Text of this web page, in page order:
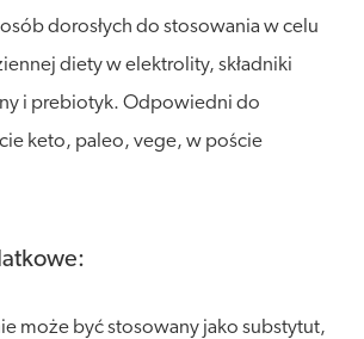
dorosłych do stosowania w celu
diety w elektrolity, składniki
i prebiotyk. Odpowiedni do
keto, paleo, vege, w poście
może być stosowany jako substytut,